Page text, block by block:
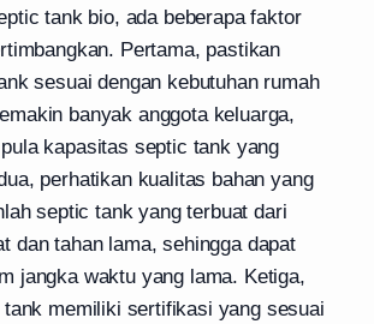
tank bio, ada beberapa faktor
Pertama, pastikan
sesuai dengan kebutuhan rumah
banyak anggota keluarga,
kapasitas septic tank yang
perhatikan kualitas bahan yang
septic tank yang terbuat dari
dan tahan lama, sehingga dapat
jangka waktu yang lama. Ketiga,
memiliki sertifikasi yang sesuai